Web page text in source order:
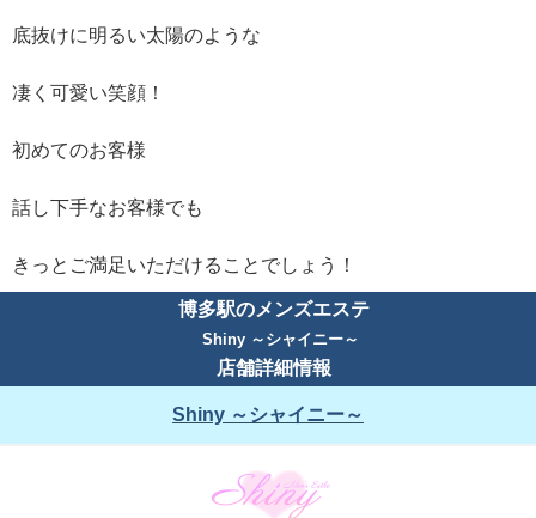
底抜けに明るい太陽のような
凄く可愛い笑顔！
初めてのお客様
話し下手なお客様でも
きっとご満足いただけることでしょう！
博多駅のメンズエステ
Shiny ～シャイニー～
店舗詳細情報
Shiny ～シャイニー～